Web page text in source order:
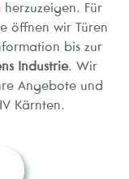
herzuzeigen. Für
öffnen wir Türen
bis zur
Industrie. Wir
Angebote und
Kärnten.